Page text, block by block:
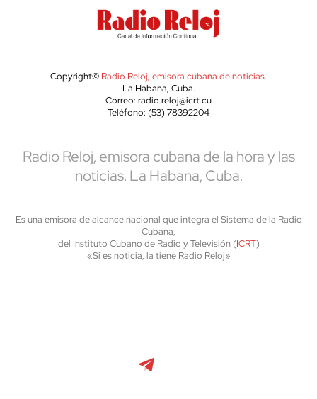
Copyright© Radio Reloj, emisora cubana de noticias.
La Habana, Cuba.
Correo: radio.reloj@icrt.cu
Teléfono: (53) 78392204
Radio Reloj, emisora cubana de la hora y las
noticias. La Habana, Cuba.
Es una emisora de alcance nacional que integra el Sistema de la Radio
Cubana,
del Instituto Cubano de Radio y Televisión (ICRT)
«Si es noticia, la tiene Radio Reloj»